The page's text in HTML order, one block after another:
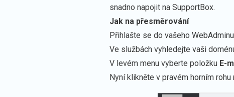
snadno napojit na SupportBox.
Jak na přesměrování
Přihlašte se do vašeho
Ve službách vyhledejte vaši
V levém menu vyberte položku E-
Nyní klikněte v pravém horním